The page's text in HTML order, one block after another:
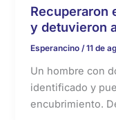
Recuperaron
y detuvieron
Esperancino /11 de
Un hombre con
identificado y
encubrimiento.